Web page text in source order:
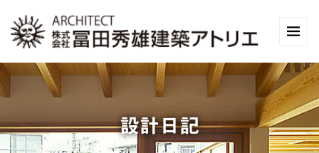
設計日記